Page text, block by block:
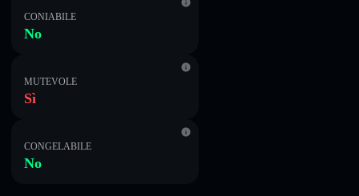
CONIABILE
No
MUTEVOLE
Sì
CONGELABILE
No